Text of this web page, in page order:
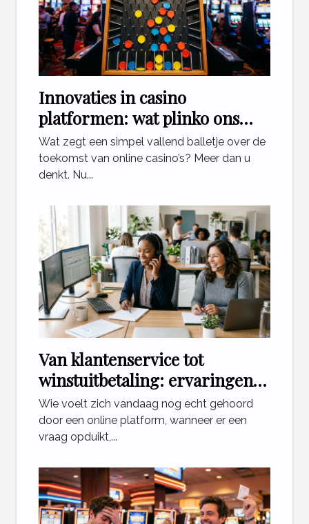
Innovaties in casino
platformen: wat plinko ons
leert
Wat zegt een simpel vallend balletje over de
toekomst van online casino’s? Meer dan u
denkt. Nu...
Van klantenservice tot
winstuitbetaling: ervaringen
die ertoe doen
Wie voelt zich vandaag nog echt gehoord
door een online platform, wanneer er een
vraag opduikt,...